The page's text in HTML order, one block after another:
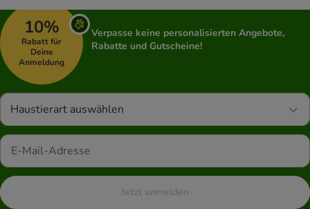
10%
Rabatt für
Deine
Anmeldung
Verpasse keine personalisierten Angebote,
Rabatte und Gutscheine!
Haustierart auswählen
Jetzt anmelden